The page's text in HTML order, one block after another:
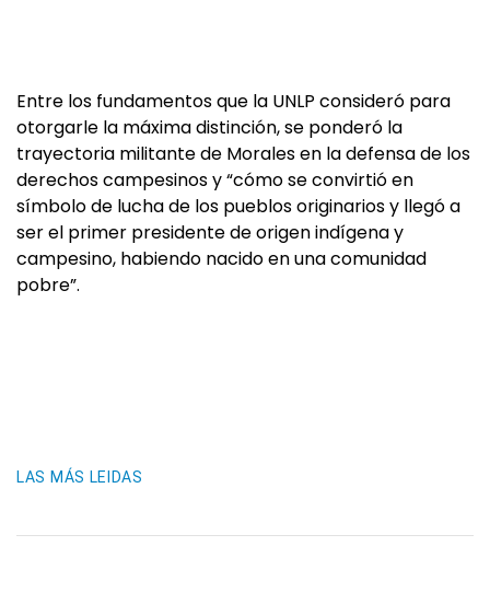
Entre los fundamentos que la UNLP consideró para
otorgarle la máxima distinción, se ponderó la
trayectoria militante de Morales en la defensa de los
derechos campesinos y “cómo se convirtió en
símbolo de lucha de los pueblos originarios y llegó a
ser el primer presidente de origen indígena y
campesino, habiendo nacido en una comunidad
pobre”.
LAS MÁS LEIDAS